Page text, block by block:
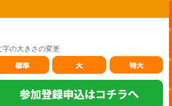
字の大きさの変更